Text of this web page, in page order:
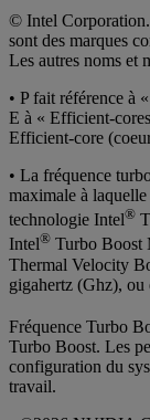
© Intel Corporation.
sont des marques
Les autres noms et
• P fait référence à
E à « Efficient-
Efficient-core
• La fréquence
maximale à
technologie Intel®
Intel® Turbo Boost
Thermal Velocity
gigahertz (Ghz), ou
Fréquence Turbo
Turbo Boost. Les
configuration du
travail.